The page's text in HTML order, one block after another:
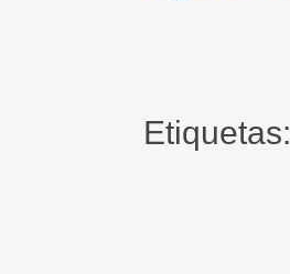
Etiquetas: